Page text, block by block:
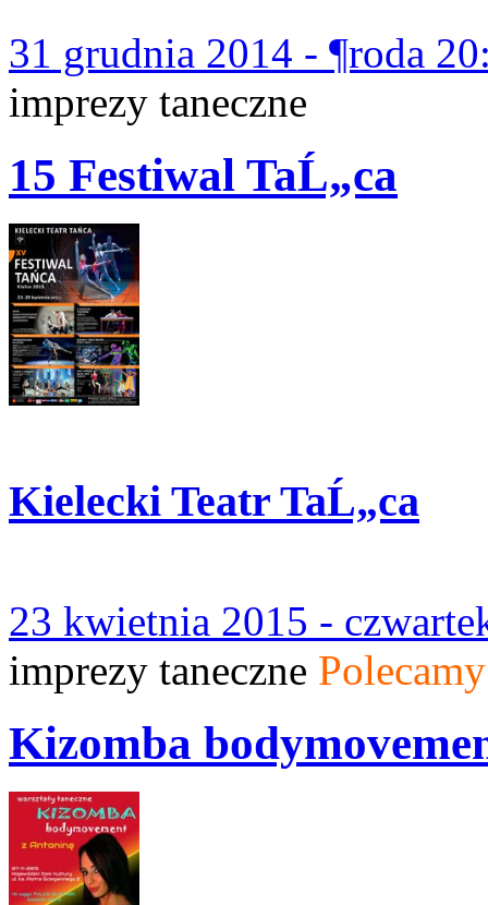
31 grudnia 2014 - ¶roda
imprezy taneczne
15 Festiwal TaĹ„ca
Kielecki Teatr TaĹ„ca
23 kwietnia 2015 -
imprezy taneczne Polecamy
Kizomba